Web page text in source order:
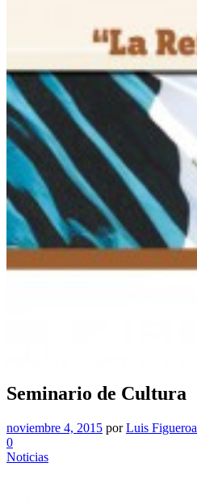
Seminario de Cultura
noviembre 4, 2015 porLuis Figueroa
0
Noticias